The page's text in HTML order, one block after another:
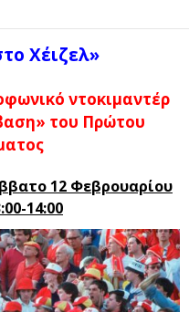
Χέιζελ»
ντοκιμαντέρ
του Πρώτου
12 Φεβρουαρίου
14:00